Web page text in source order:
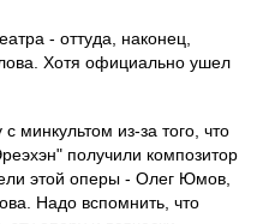
- оттуда, наконец,
Хотя официально ушел
минкультом из-за того, что
получили композитор
этой оперы - Олег Юмов,
Надо вспомнить, что